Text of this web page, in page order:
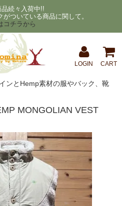
品続々入荷中!!
ついている商品に関して。
コチラから
LOGIN CART
ンとHemp素材の服やバック、靴
MONGOLIAN VEST